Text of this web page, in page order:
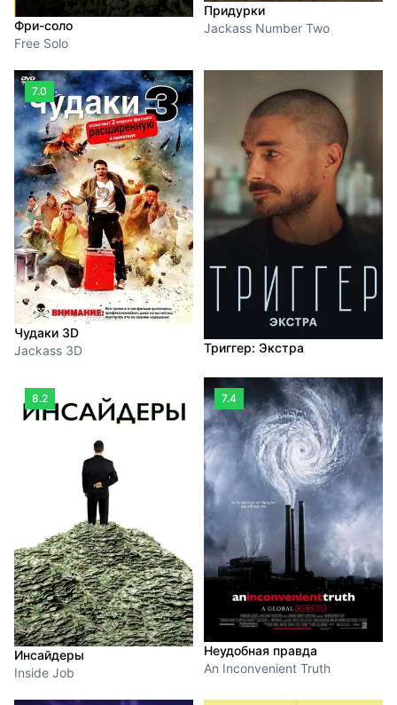
Фри-соло
Free Solo
Придурки
Jackass Number Two
7.0
Чудаки 3D
Jackass 3D
Триггер: Экстра
8.2
Инсайдеры
Inside Job
7.4
Неудобная правда
An Inconvenient Truth